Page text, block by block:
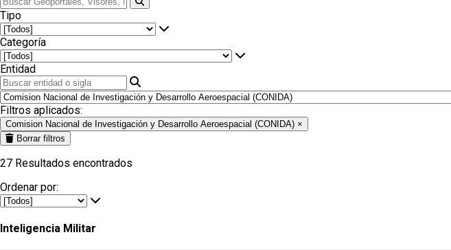
Tipo
Categoría
Entidad
Filtros aplicados:
Comision Nacional de Investigación y Desarrollo Aeroespacial (CONIDA) ×
Borrar filtros
27 Resultados encontrados
Ordenar por:
Inteligencia Militar